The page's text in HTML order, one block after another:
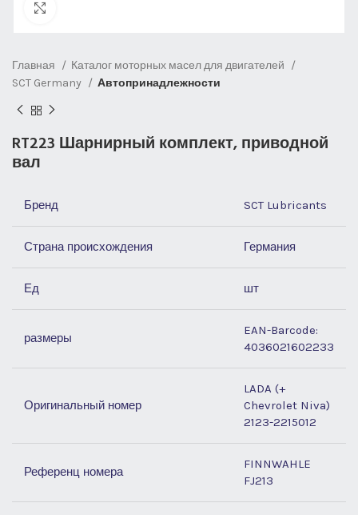
Главная
Каталог моторных масел для двигателей
SCT Germany
Автопринадлежности
RT223 Шарнирный комплект, приводной
вал
Бренд SCT Lubricants
Страна происхождения Германия
Ед шт
размеры
EAN-Barcode:
4036021602233
Оригинальный номер
LADA (+
Chevrolet Niva)
2123-2215012
Референц номера
FINNWAHLE
FJ213